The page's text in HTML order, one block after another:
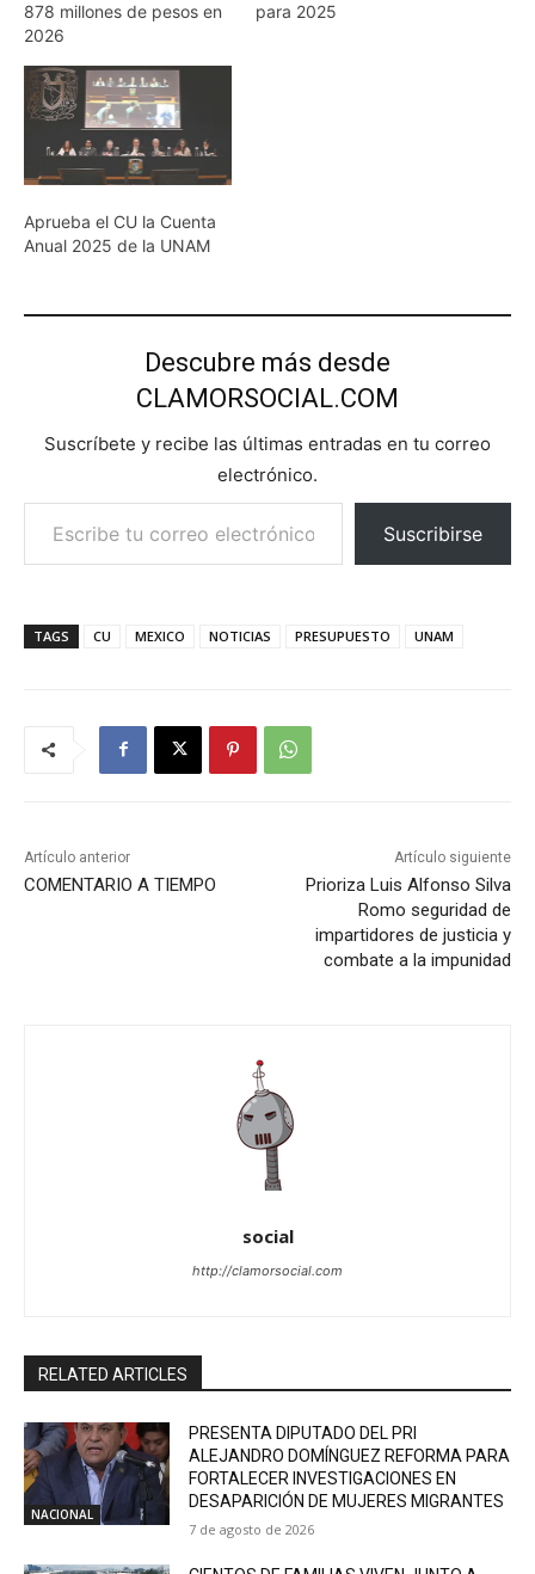
878 millones de pesos en
2026
para 2025
Aprueba el CU la Cuenta
Anual 2025 de la UNAM
Descubre más desde
CLAMORSOCIAL.COM
Suscríbete y recibe las últimas entradas en tu correo
electrónico.
Escribe tu correo electrónico…
Suscribirse
TAGS CU MEXICO NOTICIAS PRESUPUESTO UNAM
Artículo anterior
COMENTARIO A TIEMPO
Artículo siguiente
Prioriza Luis Alfonso Silva
Romo seguridad de
impartidores de justicia y
combate a la impunidad
social
http://clamorsocial.com
RELATED ARTICLES
NACIONAL
PRESENTA DIPUTADO DEL PRI
ALEJANDRO DOMÍNGUEZ REFORMA PARA
FORTALECER INVESTIGACIONES EN
DESAPARICIÓN DE MUJERES MIGRANTES
7 de agosto de 2026